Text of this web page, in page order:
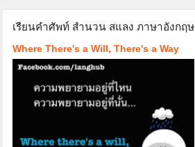
เรียนคำศัพท์ สำนวน สแลง ภาษาอังกฤษ
Where There's a Will, There's a Way